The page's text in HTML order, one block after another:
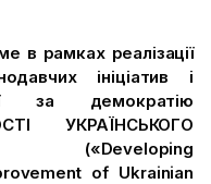
в рамках реалізації
ініціатив і
за демократію
УКРАЇНСЬКОГО
(«Developing
of Ukrainian